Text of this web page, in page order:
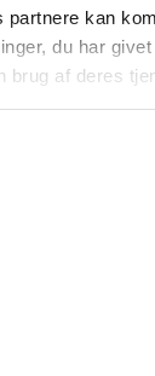
partnere kan
du har
brug af deres
1958.
og